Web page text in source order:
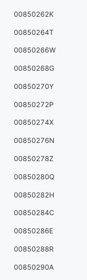
00850262K
00850264T
00850266W
00850268G
00850270Y
00850272P
00850274X
00850276N
00850278Z
00850280Q
00850282H
00850284C
00850286E
00850288R
00850290A